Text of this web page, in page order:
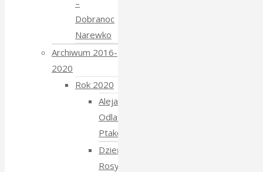
–
Dobranoc
Narewko
Archiwum 2016-
2020
Rok 2020
Aleja
Odlatujących
Ptaków
Dzień
Rosyjski